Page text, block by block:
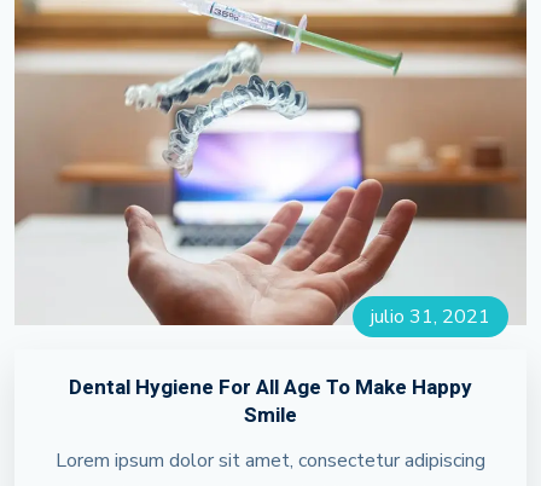
julio 31, 2021
Dental Hygiene For All Age To Make Happy
Smile
Lorem ipsum dolor sit amet, consectetur adipiscing